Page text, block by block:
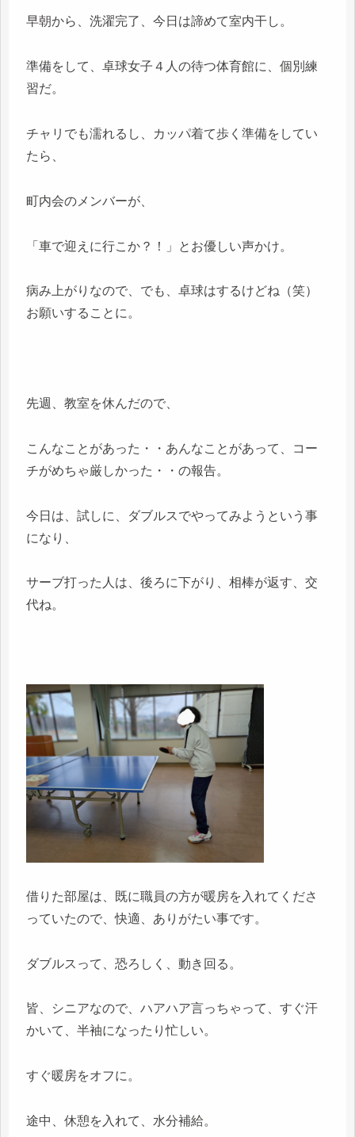
早朝から、洗濯完了、今日は諦めて室内干し。
準備をして、卓球女子４人の待つ体育館に、個別練
習だ。
チャリでも濡れるし、カッパ着て歩く準備をしてい
たら、
町内会のメンバーが、
「車で迎えに行こか？！」とお優しい声かけ。
病み上がりなので、でも、卓球はするけどね（笑）
お願いすることに。
先週、教室を休んだので、
こんなことがあった・・あんなことがあって、コー
チがめちゃ厳しかった・・の報告。
今日は、試しに、ダブルスでやってみようという事
になり、
サーブ打った人は、後ろに下がり、相棒が返す、交
代ね。
借りた部屋は、既に職員の方が暖房を入れてくださ
っていたので、快適、ありがたい事です。
ダブルスって、恐ろしく、動き回る。
皆、シニアなので、ハアハア言っちゃって、すぐ汗
かいて、半袖になったり忙しい。
すぐ暖房をオフに。
途中、休憩を入れて、水分補給。